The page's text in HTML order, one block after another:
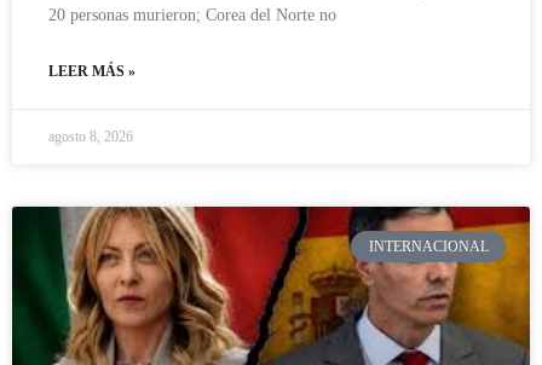
20 personas murieron; Corea del Norte no
LEER MÁS »
agosto 8, 2026
INTERNACIONAL